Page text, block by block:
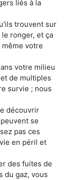
liés à la
trouvent sur
ronger, et ça
votre
votre milieu
de multiples
survie ; nous
découvrir
se
pas ces
en péril et
des fuites de
du gaz, vous